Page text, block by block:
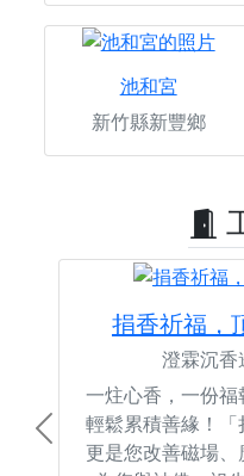
池和宮
新竹縣新豐鄉
捐香祈福，
澄霖沉香
一炷心香，一份
輕鬆累積善緣！「
更是您改善磁場
Previous